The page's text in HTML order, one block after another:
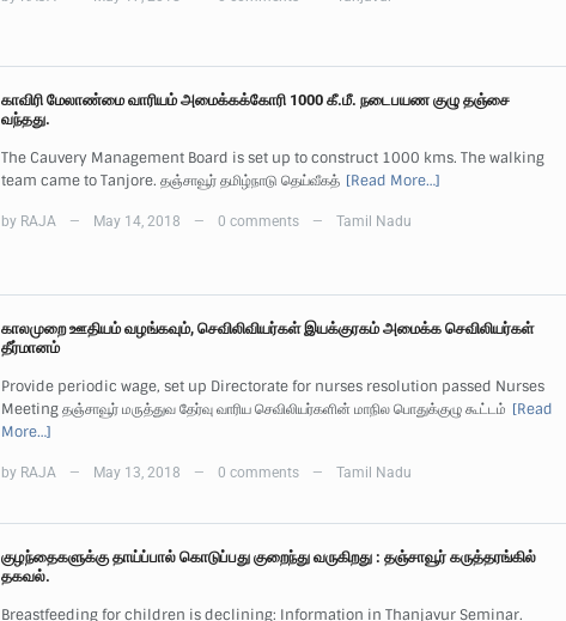
காவிரி மேலாண்மை வாரியம் அமைக்கக்கோரி 1000 கீ.மீ. நடைபயண குழு தஞ்சை
வந்தது.
The Cauvery Management Board is set up to construct 1000 kms. The walking
team came to Tanjore. தஞ்சாவூர் தமிழ்நாடு தெய்வீகத் [Read More…]
by RAJA — May 14, 2018 — 0 comments — Tamil Nadu
காலமுறை ஊதியம் வழங்கவும், செவிலிவியர்கள் இயக்குரகம் அமைக்க செவிலியர்கள்
தீர்மானம்
Provide periodic wage, set up Directorate for nurses resolution passed Nurses
Meeting தஞ்சாவூர் மருத்துவ தேர்வு வாரிய செவிலியர்களின் மாநில பொதுக்குழு கூட்டம் [Read
More…]
by RAJA — May 13, 2018 — 0 comments — Tamil Nadu
குழந்தைகளுக்கு தாய்ப்பால் கொடுப்பது குறைந்து வருகிறது : தஞ்சாவூர் கருத்தரங்கில்
தகவல்.
Breastfeeding for children is declining: Information in Thanjavur Seminar.